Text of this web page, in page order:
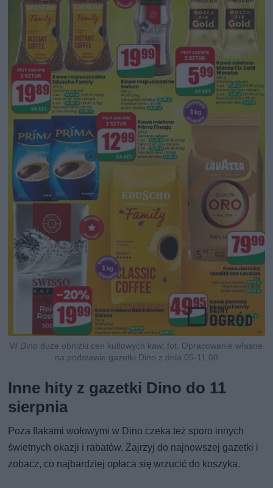
W Dino duże obniżki cen kultowych kaw, fot. Opracowanie własne
na podstawie gazetki Dino z dnia 05-11.08
Inne hity z gazetki Dino do 11
sierpnia
Poza flakami wołowymi w Dino czeka też sporo innych
świetnych okazji i rabatów. Zajrzyj do najnowszej gazetki i
zobacz, co najbardziej opłaca się wrzucić do koszyka.